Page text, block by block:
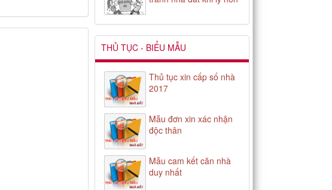
THỦ TỤC - BIỂU MẪU
Thủ tục xin cấp số nhà
2017
Mẫu đơn xin xác nhận
độc thân
Mẫu cam kết căn nhà
duy nhất